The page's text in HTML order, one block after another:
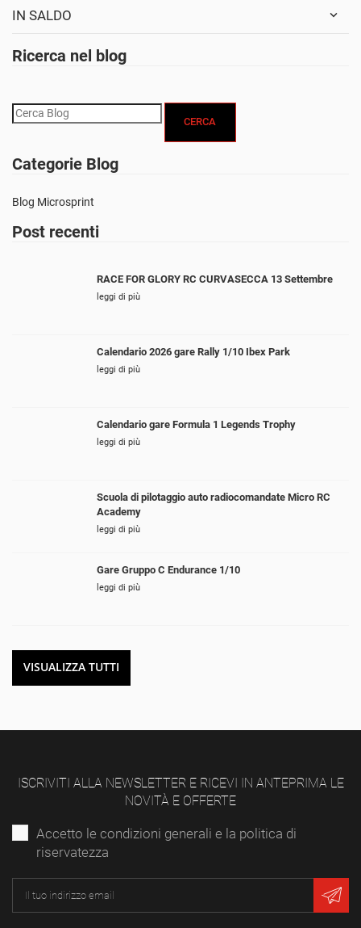
IN SALDO
Ricerca nel blog
CERCA
Categorie Blog
Blog Microsprint
Post recenti
RACE FOR GLORY RC CURVASECCA 13 Settembre
leggi di più
Calendario 2026 gare Rally 1/10 Ibex Park
leggi di più
Calendario gare Formula 1 Legends Trophy
leggi di più
Scuola di pilotaggio auto radiocomandate Micro RC
Academy
leggi di più
Gare Gruppo C Endurance 1/10
leggi di più
VISUALIZZA TUTTI
ISCRIVITI ALLA NEWSLETTER E RICEVI IN ANTEPRIMA LE
NOVITÀ E OFFERTE
Accetto le condizioni generali e la politica di
riservatezza